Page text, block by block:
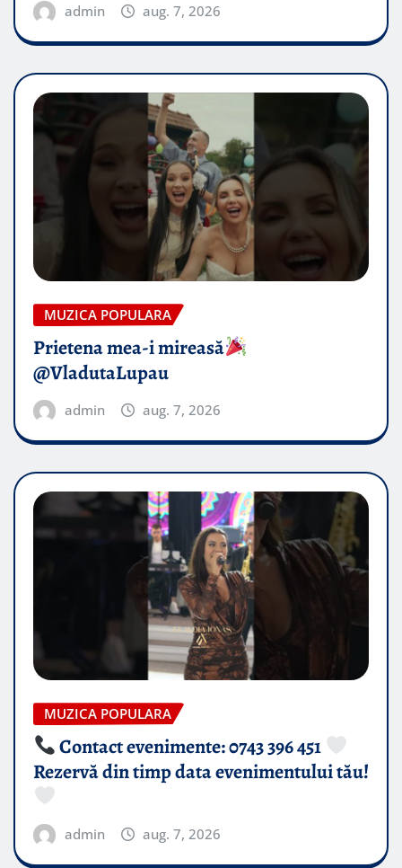
admin aug. 7, 2026
MUZICA POPULARA
Prietena mea-i mireasă​
@VladutaLupau
admin aug. 7, 2026
MUZICA POPULARA
Contact evenimente: 0743 396 451
Rezervă din timp data evenimentului tău!
admin aug. 7, 2026